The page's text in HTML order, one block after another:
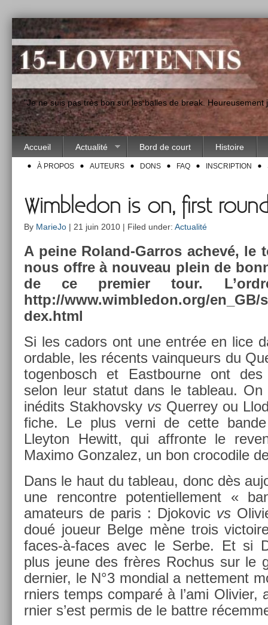
"Je ne suis pas très bon sur les balles de break.
Accueil Actualité Bord de court Histoire
À PROPOS AUTEURS DONS FAQ INSCRIPTION
Wimbledon is on, first
By MarieJo | 21 juin 2010 | Filed under: Actualité
A peine Roland-Garros achevé, le
nous offre à nouveau plein de
de ce pre­mi­er tour.
http://www.wimbledon­.org/
dex.html
Si les cadors ont une entrée en lice
ord­able, les récents vain­queurs du
togen­bosch et Eas­tbour­ne ont
selon leur statut dans le tab­leau. On
inédits Stak­hovsky vs Quer­rey ou
fiche. Le plus verni de cette
Lleyton Hewitt, qui affron­te le
Maximo Gon­zalez, un bon crocodile
Dans le haut du tab­leau, donc dès
une re­ncontre poten­tiel­le­ment «
amateurs de paris : Djokovic vs
doué joueur Belge mène trois
faces-à-faces avec le Serbe. Et si
plus jeune des frères Roc­hus sur le
de­rni­er, le N°3 mon­di­al a net­te­ment
rni­ers temps com­paré à l’ami
rni­er s’est per­mis de le battre